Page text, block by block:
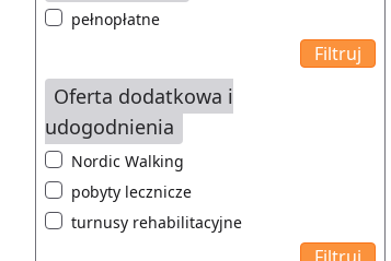
pełnopłatne
Oferta dodatkowa i
udogodnienia
Nordic Walking
pobyty lecznicze
turnusy rehabilitacyjne